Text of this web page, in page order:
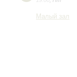
Малый зал